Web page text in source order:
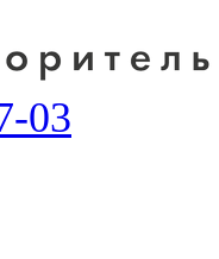
03